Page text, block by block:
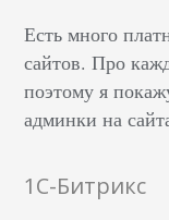
Есть много
сайтов. Про
поэтому я
админки на
1C-Битрикс